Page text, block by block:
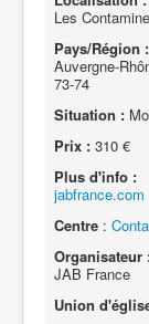
Les
Pays/Région :
Auvergne-
73-74
Situation :
Prix : 310 €
Plus d'info :
jabfrance.com
Centre :
Organisateur
JAB France
Union